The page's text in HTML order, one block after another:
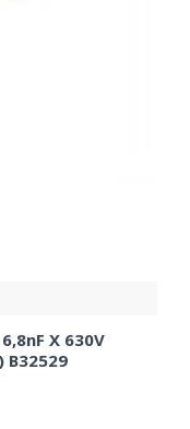
X 630V
B32529